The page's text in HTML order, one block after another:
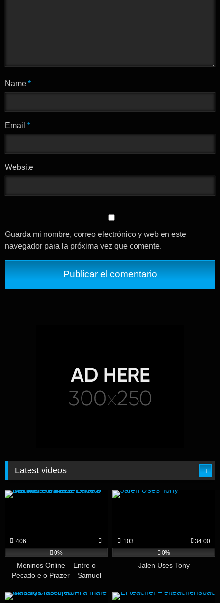
Name *
Email *
Website
Guarda mi nombre, correo electrónico y web en este
navegador para la próxima vez que comente.
Latest videos
406
0%
Meninos Online – Entre o
Pecado e o Prazer – Samuel
103
34:00
0%
Jalen Uses Tony